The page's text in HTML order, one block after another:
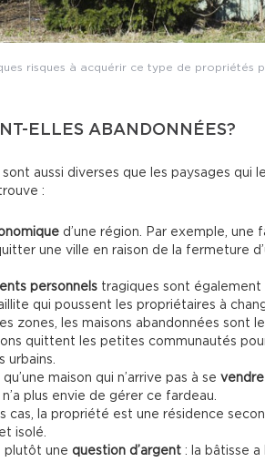
risques à acquérir ce type de propriétés
ELLES ABANDONNÉES?
sont aussi diverses que les paysages qui
:
d’une région. Par exemple, une
une ville en raison de la fermeture
personnels tragiques sont
qui poussent les propriétaires à
zones, les maisons abandonnées sont
quittent les petites communautés
urbains.
qu’une maison qui n’arrive pas à se vendre
plus envie de gérer ce fardeau.
cas, la propriété est une résidence
isolé.
plutôt une question d’argent : la bâtisse